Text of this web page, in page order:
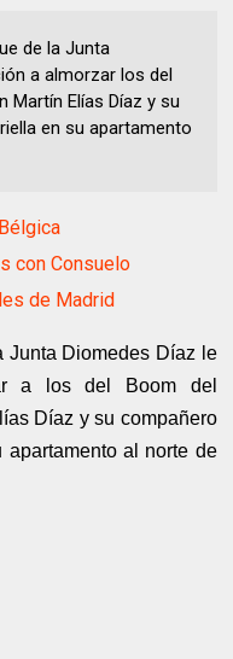
de la Junta
a almorzar los del
Martín Elías Díaz y su
en su apartamento
con Consuelo
de Madrid
Junta Diomedes Díaz le
a los del Boom del
Díaz y su compañero
al norte de